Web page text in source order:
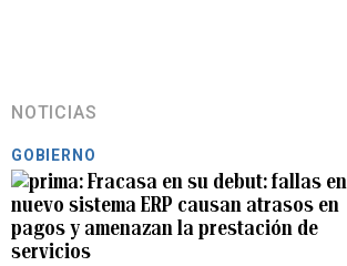
NOTICIAS
GOBIERNO
Fracasa en su debut: fallas en
nuevo sistema ERP causan atrasos en
pagos y amenazan la prestación de
servicios